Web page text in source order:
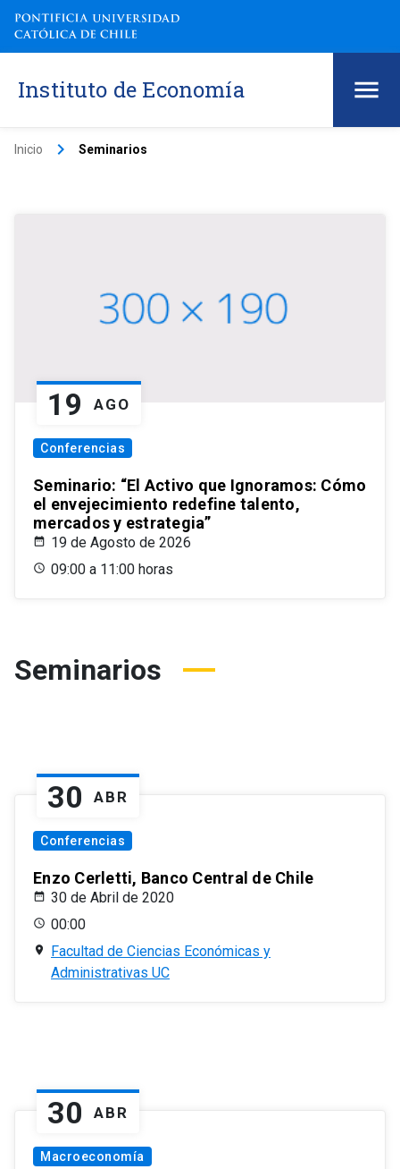
Instituto de Economía
Inicio keyboard_arrow_right Seminarios
19 AGO
Conferencias
Seminario: “El Activo que Ignoramos: Cómo
el envejecimiento redefine talento,
mercados y estrategia”
19 de Agosto de 2026
09:00 a 11:00 horas
Seminarios
30 ABR
Conferencias
Enzo Cerletti, Banco Central de Chile
30 de Abril de 2020
00:00
Facultad de Ciencias Económicas y
Administrativas UC
30 ABR
Macroeconomía